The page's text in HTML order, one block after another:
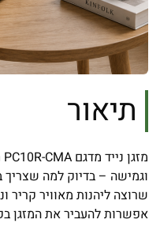
תיאור
וגמישה – בדיוק למה שצריך
שרוצה ליהנות מאוויר קריר
אפשרות להעביר את המזגן